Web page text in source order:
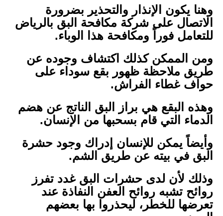
وهنا يكون الإنذار والتحذير بضرورة
الاتصال على شركة مكافحة البق بالرياض
للتعامل فوراً ومكافحة هذا الوباء.
ومن الممكن كذلك اكتشاف وجوده عن
طريق ملاحظة ظهور بقع سوداء على
حواف غطاء الفراش.
وهذه البقع هي براز البق الناتج عن هضم
الدماء التي قام بسحبها من الإنسان.
وأيضاً يمكن للإنسان إدراك وجود حشرة
البق في بيته عن طريق الشم.
وذلك لأن لدى حشرات البق غدد تفرز
روائح تشبه روائح العفن النفاذة عند
تعرضها للخطر، ليحذروا بها بعضهم